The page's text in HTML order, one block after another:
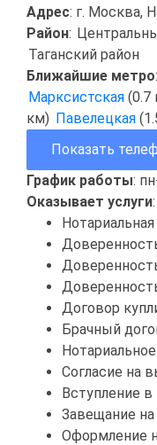
Адрес: г. Москва,
Район:
Таганский район
Ближайшие метро:
Марксистская (0.7
км) Павелецкая
Показать
График работы:
Оказывает услуги:
Договор
Брачный
Согласие на
Вступление
Завещание
Оформление